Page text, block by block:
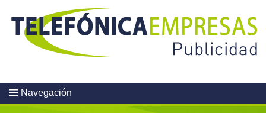
content
Navegación